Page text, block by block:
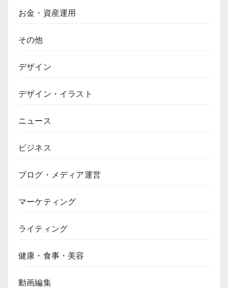
お金・資産運用
その他
デザイン
デザイン・イラスト
ニュース
ビジネス
ブログ・メディア運営
マーケティング
ライティング
健康・食事・美容
動画編集